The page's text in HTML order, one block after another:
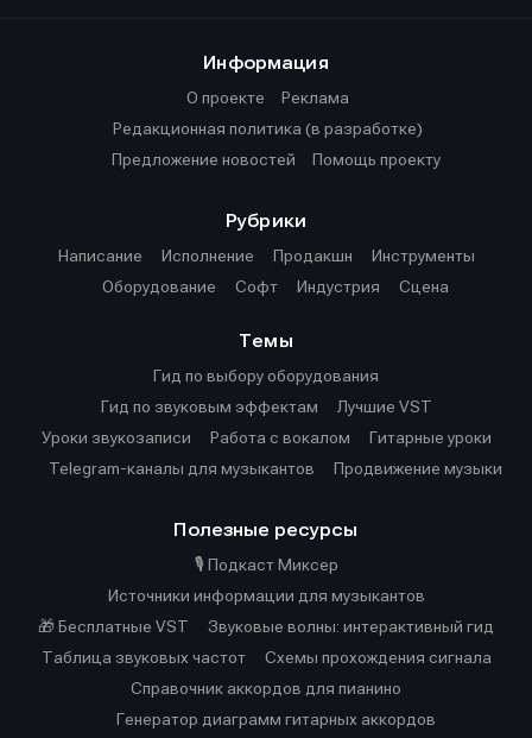
Информация
О проекте
Реклама
Редакционная политика (в разработке)
Предложение новостей
Помощь проекту
Рубрики
Написание
Исполнение Продакшн
Инструменты
Оборудование
Софт Индустрия Сцена
Темы
Гид по выбору оборудования
Гид по звуковым эффектам
Лучшие VST
Уроки звукозаписи
Работа с вокалом
Гитарные уроки
Telegram-каналы для музыкантов
Продвижение музыки
Полезные ресурсы
🎙️ Подкаст Миксер
Источники информации для музыкантов
🎁 Бесплатные VST
Звуковые волны: интерактивный гид
Таблица звуковых частот
Cхемы прохождения сигнала
Справочник аккордов для пианино
Генератор диаграмм гитарных аккордов